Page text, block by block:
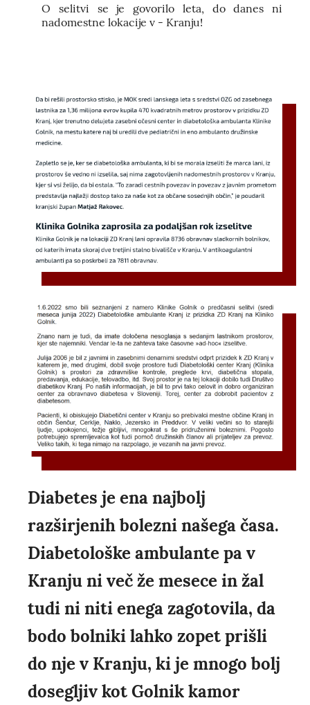
O selitvi se je govorilo leta, do danes ni
nadomestne lokacije v - Kranju!
Diabetes je ena najbolj
razširjenih bolezni našega časa.
Diabetološke ambulante pa v
Kranju ni več že mesece in žal
tudi ni niti enega zagotovila, da
bodo bolniki lahko zopet prišli
do nje v Kranju, ki je mnogo bolj
dosegljiv kot Golnik kamor